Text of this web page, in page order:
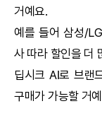
거예요.
예를 들어 삼성/
사 따라 할인을 더
딥시크 AI로 브랜
구매가 가능할 거